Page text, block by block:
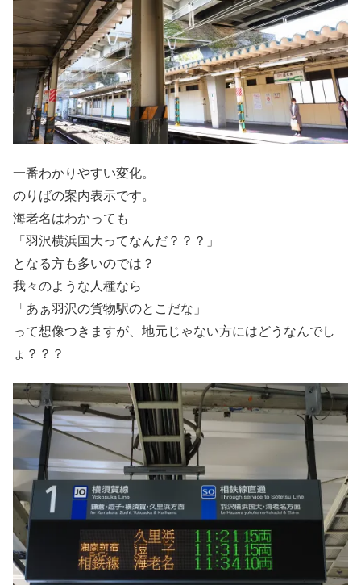
一番わかりやすい変化。
のりばの案内表示です。
海老名はわかっても
「羽沢横浜国大ってなんだ？？？」
となる方も多いのでは？
我々のような人種なら
「あぁ羽沢の貨物駅のとこだな」
って想像つきますが、地元じゃない方にはどうなんでし
ょ？？？